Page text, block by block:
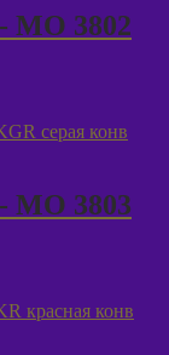
3802
3803